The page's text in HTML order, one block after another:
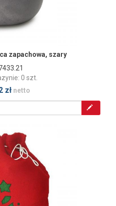
zapachowa, szary
0 szt.
zł netto